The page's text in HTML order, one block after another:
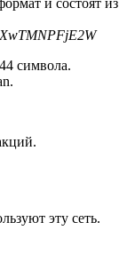
и состоят из
символа.
эту сеть.